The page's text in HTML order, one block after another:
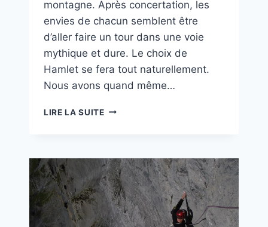
montagne. Après concertation, les
envies de chacun semblent être
d’aller faire un tour dans une voie
mythique et dure. Le choix de
Hamlet se fera tout naturellement.
Nous avons quand même…
LIRE LA SUITEHAMLET